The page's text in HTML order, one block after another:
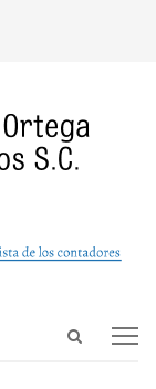
Open